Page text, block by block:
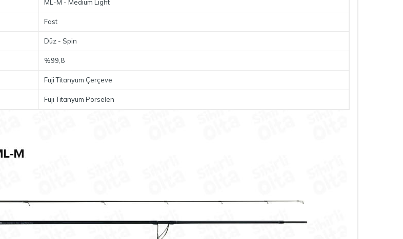
ML-M - Medium Light
Fast
Düz - Spin
%99,8
Fuji Titanyum Çerçeve
Fuji Titanyum Porselen